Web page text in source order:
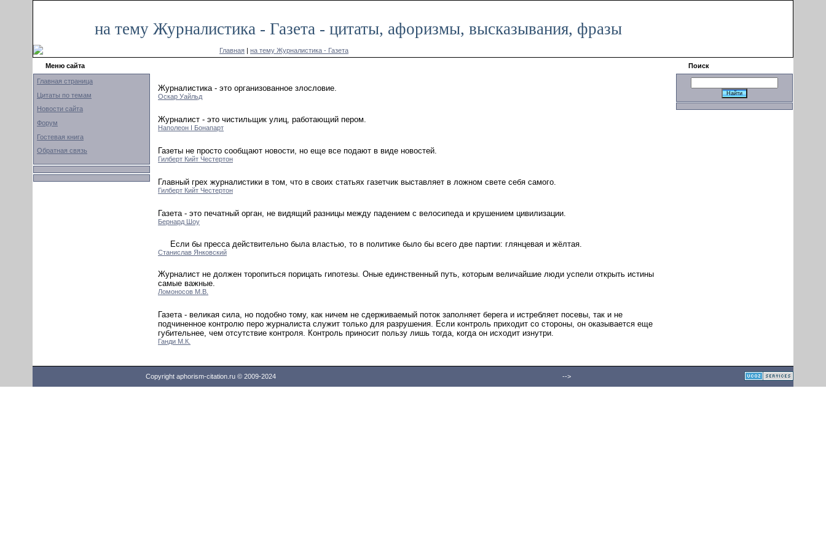
на тему Журналистика - Газета - цитаты, афоризмы, высказывания, фразы
Главная | на тему Журналистика - Газета
Меню сайта
Главная страница
Цитаты по темам
Новости сайта
Форум
Гостевая книга
Обратная связь
Журналистика - это организованное злословие.
Оскар Уайльд
Журналист - это чистильщик улиц, работающий пером.
Наполеон I Бонапарт
Газеты не просто сообщают новости, но еще все подают в виде новостей.
Гилберт Кийт Честертон
Главный грех журналистики в том, что в своих статьях газетчик выставляет в ложном свете себя самого.
Гилберт Кийт Честертон
Газета - это печатный орган, не видящий разницы между падением с велосипеда и крушением цивилизации.
Бернард Шоу
Если бы пресса действительно была властью, то в политике было бы всего две партии: глянцевая и жёлтая.
Станислав Янковский
Журналист не должен торопиться порицать гипотезы. Оные единственный путь, которым величайшие люди успели открыть истины
самые важные.
Ломоносов М.В.
Газета - великая сила, но подобно тому, как ничем не сдерживаемый поток заполняет берега и истребляет посевы, так и не
подчиненное контролю перо журналиста служит только для разрушения. Если контроль приходит со стороны, он оказывается еще
губительнее, чем отсутствие контроля. Контроль приносит пользу лишь тогда, когда он исходит изнутри.
Ганди М.К.
Поиск
Copyright aphorism-citation.ru © 2009-2024 -->